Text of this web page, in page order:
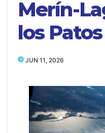
Merín-
los Patos
JUN 11, 2026